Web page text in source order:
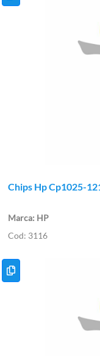
Chips Hp Cp1025-
HP
3116